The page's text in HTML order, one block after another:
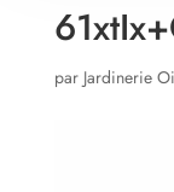
par Jardinerie